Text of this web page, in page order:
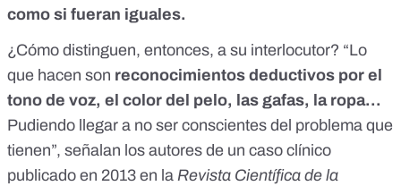
como si fueran iguales.
¿Cómo distinguen, entonces, a su interlocutor? “Lo
que hacen son reconocimientos deductivos por el
tono de voz, el color del pelo, las gafas, la ropa...
Pudiendo llegar a no ser conscientes del problema que
tienen”, señalan los autores de un caso clínico
publicado en 2013 en la Revista Científica de la